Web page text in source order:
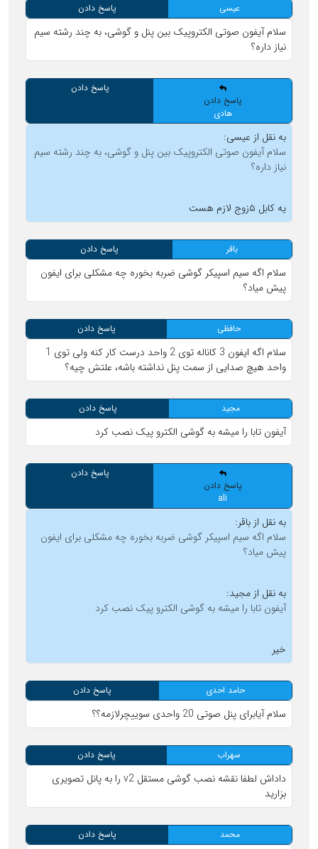
عیسی پاسخ دادن
سلام آیفون صوتی الکتروپیک بین پنل و گوشی، به چند رشته سیم
نیاز داره؟
پاسخ دادن
هادی
پاسخ دادن
به نقل از عیسی:
سلام آیفون صوتی الکتروپیک بین پنل و گوشی، به چند رشته سیم
نیاز داره؟
یه کابل ۵زوج لازم هست
باقر پاسخ دادن
سلام اگه سیم اسپیکر گوشی ضربه بخوره چه مشکلی برای ایفون
پیش میاد؟
حافظی پاسخ دادن
سلام اگه ایفون 3 کاناله توی 2 واحد درست کار کنه ولی توی 1
واحد هیچ صدایی از سمت پنل نداشته باشه، علتش چیه؟
مجید پاسخ دادن
آیفون تابا را میشه به گوشی الکترو پیک نصب کرد
پاسخ دادن
ali
پاسخ دادن
به نقل از باقر:
سلام اگه سیم اسپیکر گوشی ضربه بخوره چه مشکلی برای ایفون
پیش میاد؟
به نقل از مجید:
آیفون تابا را میشه به گوشی الکترو پیک نصب کرد
خیر
حامد احدی پاسخ دادن
سلام آیابرای پنل صوتی 20 واحدی سوییچرلازمه؟؟
سهراب پاسخ دادن
داداش لطفا نقشه نصب گوشی مستقل v2 را به پانل تصویری
بزارید
محمد پاسخ دادن